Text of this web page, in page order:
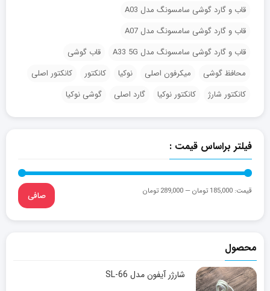
قاب و گارد گوشی سامسونگ مدل A03
قاب و گارد گوشی سامسونگ مدل A07
قاب و گارد گوشی سامسونگ مدل A33 5G
قاب گوشی
محافظ گوشی
میکرفون اصلی نوکیا کانکتور
کانکتور اصلی
کانکتور شارژ
کانکتور نوکیا گارد اصلی گوشی نوکیا
فیلتر براساس قیمت :
صافی قيمت: 185,000 تومان —289,000 تومان
محصول
شارژر آیفون مدل SL-66